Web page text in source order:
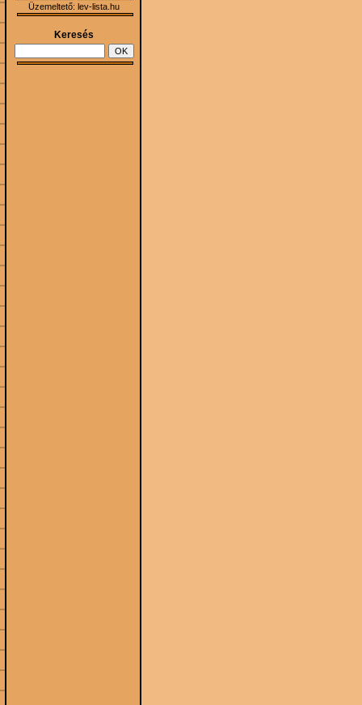
Üzemeltető: lev-lista.hu
Keresés